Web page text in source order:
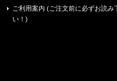
ご利用案内 (ご注文前に必ずお読み
い！)